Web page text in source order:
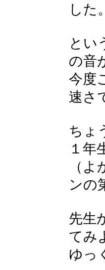
した。
とい
の音
今度
速さ
ちょ
１年
（
ンの
先生
てみ
ゆっ